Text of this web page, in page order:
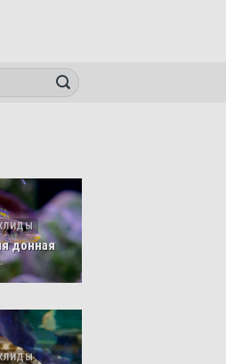
донная